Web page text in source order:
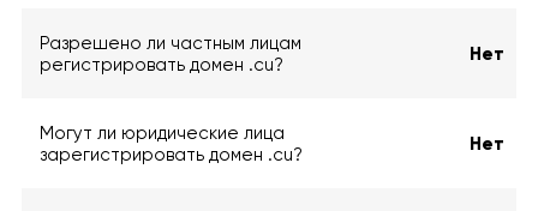
Разрешено ли частным лицам
регистрировать домен .cu?
Нет
Могут ли юридические лица
зарегистрировать домен .cu?
Нет